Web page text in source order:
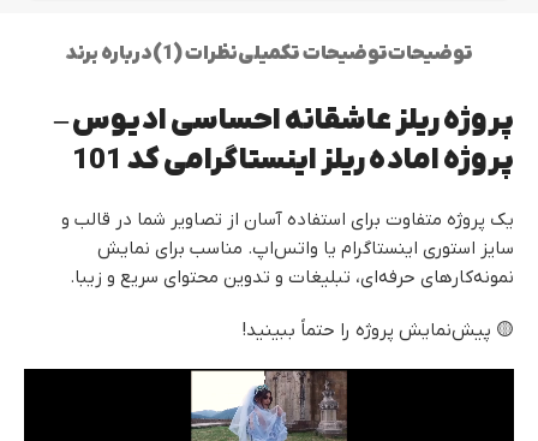
توضیحاتتوضیحات تکمیلینظرات (1) درباره برند
پروژه ریلز عاشقانه احساسی ادیوس –
پروژه اماده ریلز اینستاگرامی کد 101
یک پروژه متفاوت برای استفاده آسان از تصاویر شما در قالب و
سایز استوری اینستاگرام یا واتس‌اپ. مناسب برای نمایش
نمونه‌کارهای حرفه‌ای، تبلیغات و تدوین محتوای سریع و زیبا.
🟡 پیش‌نمایش پروژه را حتماً ببینید!